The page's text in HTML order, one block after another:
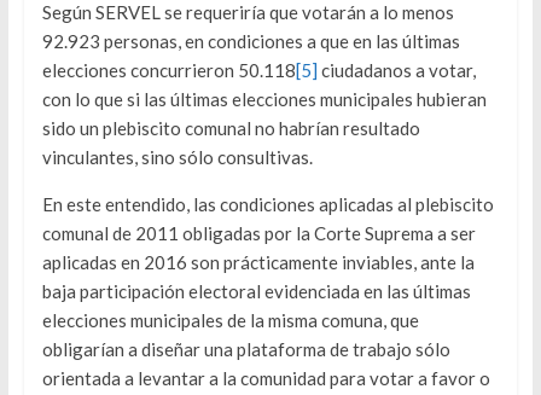
Según SERVEL se requeriría que votarán a lo menos
92.923 personas, en condiciones a que en las últimas
elecciones concurrieron 50.118[5] ciudadanos a votar,
con lo que si las últimas elecciones municipales hubieran
sido un plebiscito comunal no habrían resultado
vinculantes, sino sólo consultivas.
En este entendido, las condiciones aplicadas al plebiscito
comunal de 2011 obligadas por la Corte Suprema a ser
aplicadas en 2016 son prácticamente inviables, ante la
baja participación electoral evidenciada en las últimas
elecciones municipales de la misma comuna, que
obligarían a diseñar una plataforma de trabajo sólo
orientada a levantar a la comunidad para votar a favor o